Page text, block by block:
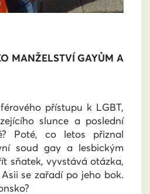
MANŽELSTVÍ GAYŮM A
přístupu k LGBT,
slunce a poslední
Poté, co letos přiznal
soud gay a lesbickým
sňatek, vyvstává otázka,
se zařadí po jeho bok.